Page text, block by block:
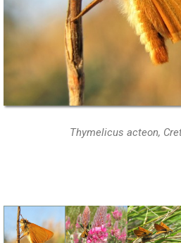
Thymelicus acteon,